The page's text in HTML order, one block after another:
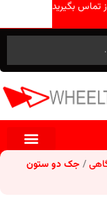
جک دو ستون
تماس بگیرید